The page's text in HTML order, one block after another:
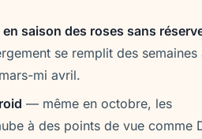
saison des roses sans
se remplit des semaines
mi avril.
— même en octobre, les
à des points de vue comme